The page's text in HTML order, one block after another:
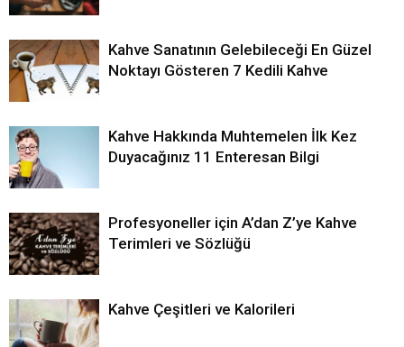
Kahve Sanatının Gelebileceği En Güzel
Noktayı Gösteren 7 Kedili Kahve
Kahve Hakkında Muhtemelen İlk Kez
Duyacağınız 11 Enteresan Bilgi
Profesyoneller için A’dan Z’ye Kahve
Terimleri ve Sözlüğü
Kahve Çeşitleri ve Kalorileri